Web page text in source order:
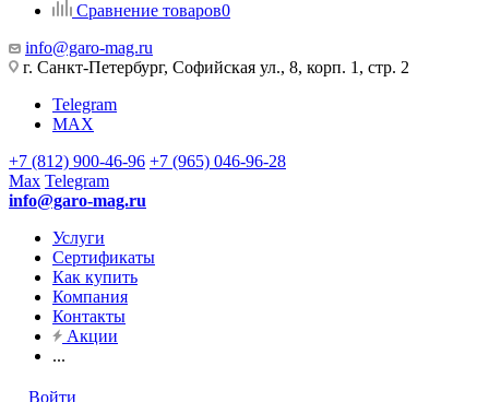
Сравнение товаров0
info@garo-mag.ru
г. Санкт-Петербург, Софийская ул., 8, корп. 1, стр. 2
Telegram
MAX
+7 (812) 900-46-96 +7 (965) 046-96-28
Max Telegram
info@garo-mag.ru
Услуги
Сертификаты
Как купить
Компания
Контакты
Акции
...
Войти